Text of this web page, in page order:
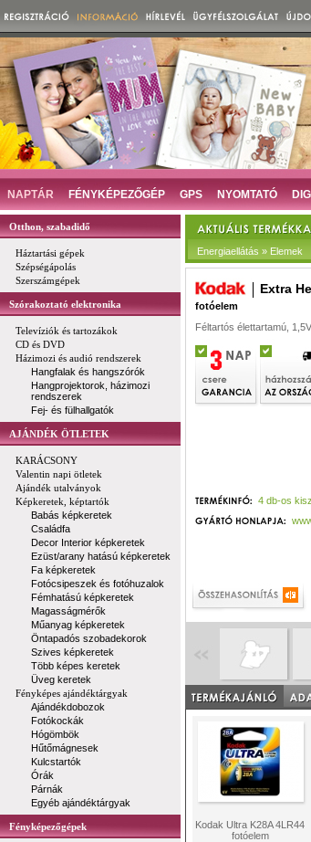
NAPTÁR FÉNYKÉPEZŐGÉP GPS NYOMTATÓ
Otthon, szabadidő
Háztartási gépek
Szépségápolás
Szerszámgépek
Szórakoztató elektronika
Televíziók és tartozákok
CD és DVD
Házimozi és audió rendszerek
Hangfalak és hangszórók
Hangprojektorok, házimozi
rendszerek
Fej- és fülhallgatók
AJÁNDÉK ÖTLETEK
KARÁCSONY
Valentin napi ötletek
Ajándék utalványok
Képkeretek, képtartók
Babás képkeretek
Családfa
Decor Interior képkeretek
Ezüst/arany hatású képkeretek
Fa képkeretek
Fotócsipeszek és fotóhuzalok
Fémhatású képkeretek
Magasságmérők
Műanyag képkeretek
Öntapadós szobadekorok
Szives képkeretek
Több képes keretek
Üveg keretek
Fényképes ajándéktárgyak
Ajándékdobozok
Fotókockák
Hógömbök
Hűtőmágnesek
Kulcstartók
Órák
Párnák
Egyéb ajándéktárgyak
Fényképezőgépek
Energiaellátás » Elemek
Extra
fotóelem
Féltartós élettartamú,
4 db-os
Kodak Ultra K28A 4LR44
fotóelem